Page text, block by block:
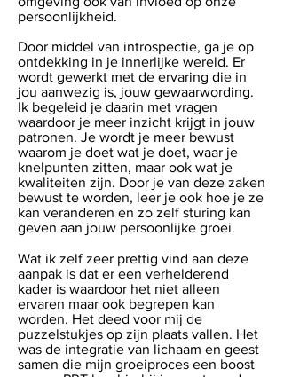
persoonlijkheid.
Door middel van introspectie, ga je op
ontdekking in je innerlijke wereld. Er
wordt gewerkt met de ervaring die in
jou aanwezig is, jouw gewaarwording.
Ik begeleid je daarin met vragen
waardoor je meer inzicht krijgt in jouw
patronen. Je wordt je meer bewust
waarom je doet wat je doet, waar je
knelpunten zitten, maar ook wat je
kwaliteiten zijn. Door je van deze zaken
bewust te worden, leer je ook hoe je ze
kan veranderen en zo zelf sturing kan
geven aan jouw persoonlijke groei.
Wat ik zelf zeer prettig vind aan deze
aanpak is dat er een verhelderend
kader is waardoor het niet alleen
ervaren maar ook begrepen kan
worden. Het deed voor mij de
puzzelstukjes op zijn plaats vallen. Het
was de integratie van lichaam en geest
samen die mijn groeiproces een boost